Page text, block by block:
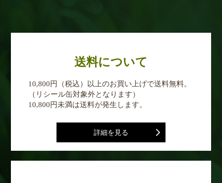
送料について
10,800円（税込）以上のお買い上げで送料無料。
（リシール缶対象外となります）
10,800円未満は送料が発生します。
詳細を見る